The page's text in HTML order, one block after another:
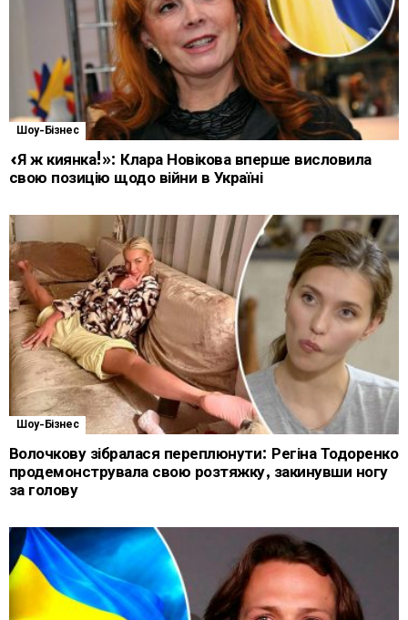
Шоу-Бізнес
«Я ж киянка!»: Клара Новікова вперше висловила
свою позицію щодо війни в Україні
Шоу-Бізнес
Волочкову зібралася переплюнути: Регіна Тодоренко
продемонструвала свою розтяжку, закинувши ногу
за голову